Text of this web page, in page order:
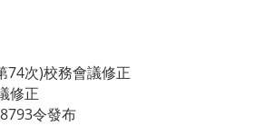
74次)校務會議修正
修正
令發布